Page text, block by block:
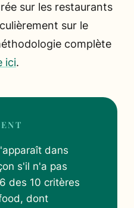
sur les restaurants
sur le
complète
ici.
dans
s'il n'a pas
des 10 critères
dont